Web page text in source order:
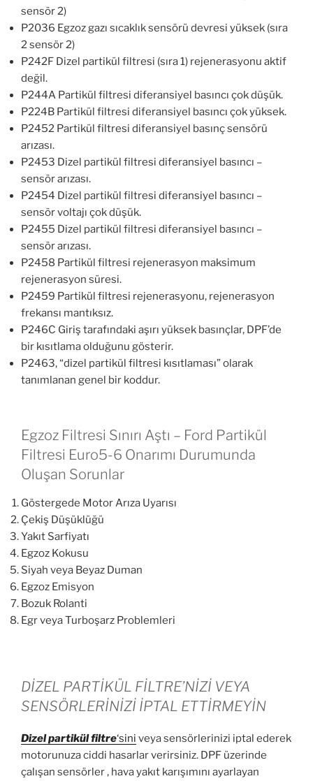
sensör 2)
P2036 Egzoz gazı sıcaklık sensörü devresi yüksek (sıra
2 sensör 2)
P242F Dizel partikül filtresi (sıra 1) rejenerasyonu aktif
değil.
P244A Partikül filtresi diferansiyel basıncı çok düşük.
P224B Partikül filtresi diferansiyel basıncı çok yüksek.
P2452 Partikül filtresi diferansiyel basınç sensörü
arızası.
P2453 Dizel partikül filtresi diferansiyel basıncı –
sensör arızası.
P2454 Dizel partikül filtresi diferansiyel basıncı –
sensör voltajı çok düşük.
P2455 Dizel partikül filtresi diferansiyel basıncı –
sensör arızası.
P2458 Partikül filtresi rejenerasyon maksimum
rejenerasyon süresi.
P2459 Partikül filtresi rejenerasyonu, rejenerasyon
frekansı mantıksız.
P246C Giriş tarafındaki aşırı yüksek basınçlar, DPF’de
bir kısıtlama olduğunu gösterir.
P2463, “dizel partikül filtresi kısıtlaması” olarak
tanımlanan genel bir koddur.
Egzoz Filtresi Sınırı Aştı – Ford Partikül
Filtresi Euro5-6 Onarımı Durumunda
Oluşan Sorunlar
Göstergede Motor Arıza Uyarısı
Çekiş Düşüklüğü
Yakıt Sarfiyatı
Egzoz Kokusu
Siyah veya Beyaz Duman
Egzoz Emisyon
Bozuk Rolanti
Egr veya Turboşarz Problemleri
DİZEL PARTİKÜL FİLTRE’NİZİ VEYA
SENSÖRLERİNİZİ İPTAL ETTİRMEYİN
Dizel partikülfiltre‘sini veya sensörlerinizi iptal ederek
motorunuza ciddi hasarlar verirsiniz. DPF üzerinde
çalışan sensörler , hava yakıt karışımını ayarlayan